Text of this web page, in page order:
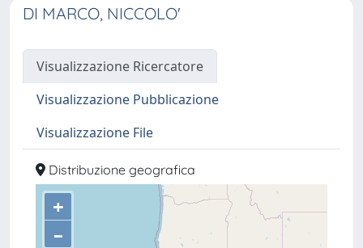
DI MARCO, NICCOLO'
Visualizzazione Ricercatore
Visualizzazione Pubblicazione
Visualizzazione File
Distribuzione geografica
+
–